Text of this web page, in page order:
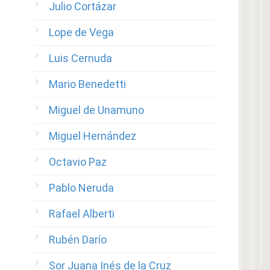
Julio Cortázar
Lope de Vega
Luis Cernuda
Mario Benedetti
Miguel de Unamuno
Miguel Hernández
Octavio Paz
Pablo Neruda
Rafael Alberti
Rubén Darío
Sor Juana Inés de la Cruz